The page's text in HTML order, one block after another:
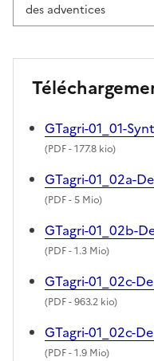
des adventices
GTagri-01_01-
(PDF- 177.8 kio)
GTagri-01_02a-
(PDF- 5 Mio)
GTagri-01_02b-
(PDF- 1.3 Mio)
GTagri-01_02c-
(PDF- 963.2 kio)
GTagri-01_02c-
(PDF- 1.9 Mio)